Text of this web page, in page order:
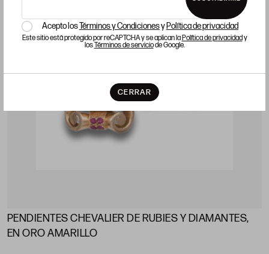
Acepto losTérminos y Condicionesy Política de privacidad
Este sitio está protegido por reCAPTCHA y se aplican laPolítica de privacidady
losTérminos de serviciode Google.
CERRAR
PENDIENTES CHEVALIER DE RUBIES Y DIAMANTES,
EN ORO AMARILLO